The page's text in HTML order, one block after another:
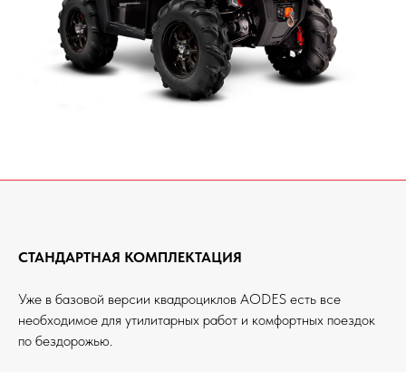
СТАНДАРТНАЯ КОМПЛЕКТАЦИЯ
Уже в базовой версии квадроциклов AODES есть все
необходимое для утилитарных работ и комфортных поездок
по бездорожью.